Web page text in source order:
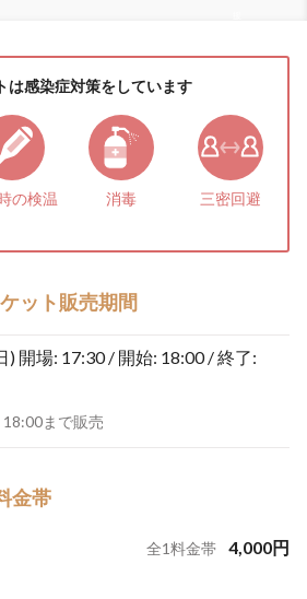
は感染症対策をしています
の検温 消毒 三密回避
ット販売期間
) 開場: 17:30 / 開始: 18:00 / 終了:
まで販売
金帯
全1料金帯 4,000円